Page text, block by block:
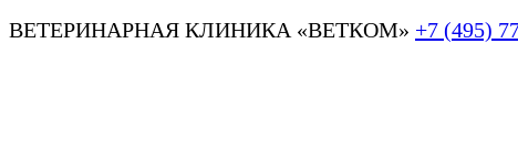
ВЕТЕРИНАРНАЯ КЛИНИКА «ВЕТКОМ» +7 (495)